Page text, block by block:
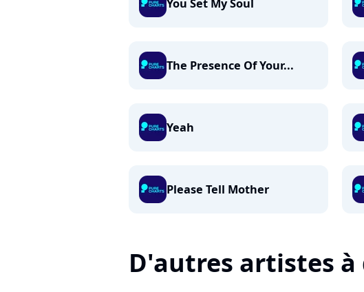
You Set My Soul
The Presence Of Your...
Yeah
Please Tell Mother
D'autres artistes